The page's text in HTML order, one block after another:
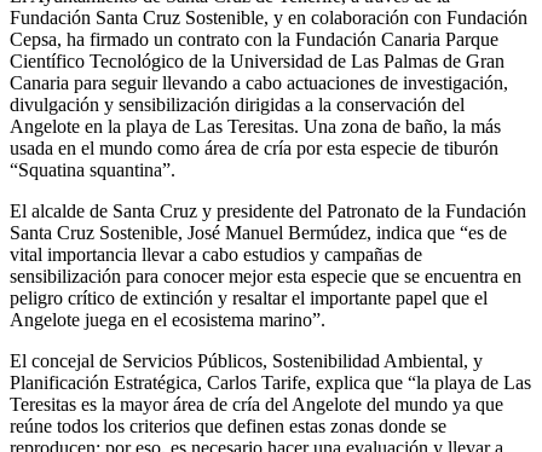
Fundación Santa Cruz Sostenible, y en colaboración con Fundación
Cepsa, ha firmado un contrato con la Fundación Canaria Parque
Científico Tecnológico de la Universidad de Las Palmas de Gran
Canaria para seguir llevando a cabo actuaciones de investigación,
divulgación y sensibilización dirigidas a la conservación del
Angelote en la playa de Las Teresitas. Una zona de baño, la más
usada en el mundo como área de cría por esta especie de tiburón
“Squatina squantina”.
El alcalde de Santa Cruz y presidente del Patronato de la Fundación
Santa Cruz Sostenible, José Manuel Bermúdez, indica que “es de
vital importancia llevar a cabo estudios y campañas de
sensibilización para conocer mejor esta especie que se encuentra en
peligro crítico de extinción y resaltar el importante papel que el
Angelote juega en el ecosistema marino”.
El concejal de Servicios Públicos, Sostenibilidad Ambiental, y
Planificación Estratégica, Carlos Tarife, explica que “la playa de Las
Teresitas es la mayor área de cría del Angelote del mundo ya que
reúne todos los criterios que definen estas zonas donde se
reproducen; por eso, es necesario hacer una evaluación y llevar a